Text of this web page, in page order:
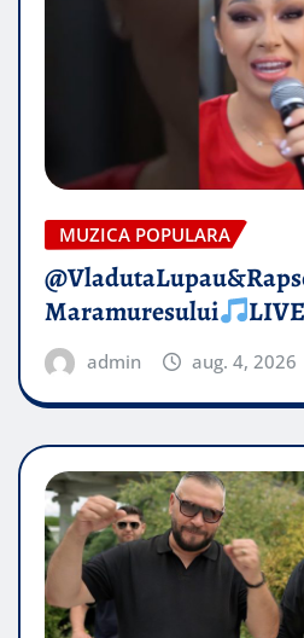
MUZICA POPULARA
Maramuresului
LIVE
admin aug. 4, 2026